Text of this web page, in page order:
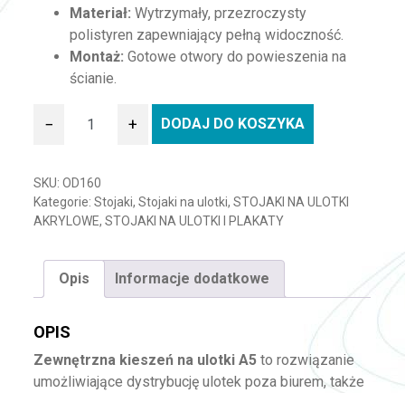
Materiał: Wytrzymały, przezroczysty
polistyren zapewniający pełną widoczność.
Montaż: Gotowe otwory do powieszenia na
ścianie.
ilość Zewnętrzny pojemnik na ulotki A5
− + DODAJ DO KOSZYKA
SKU:OD160
Kategorie:Stojaki,Stojaki na ulotki,STOJAKI NA ULOTKI
AKRYLOWE,STOJAKI NA ULOTKI I PLAKATY
Opis Informacje dodatkowe
OPIS
Zewnętrzna kieszeń na ulotki A5 to rozwiązanie
umożliwiające dystrybucję ulotek poza biurem, także